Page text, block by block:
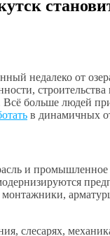
недалеко от
больше людей
в динамичных
и промышленное
монтажники,
слесарях,